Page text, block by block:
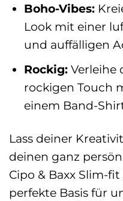
Boho-Vibes:
Look mit einer
und auffälligen
Rockig:Verleihe
rockigen Touch
einem Band-
Lass deiner
deinen ganz
Cipo & Baxx Slim-
perfekte Basis für